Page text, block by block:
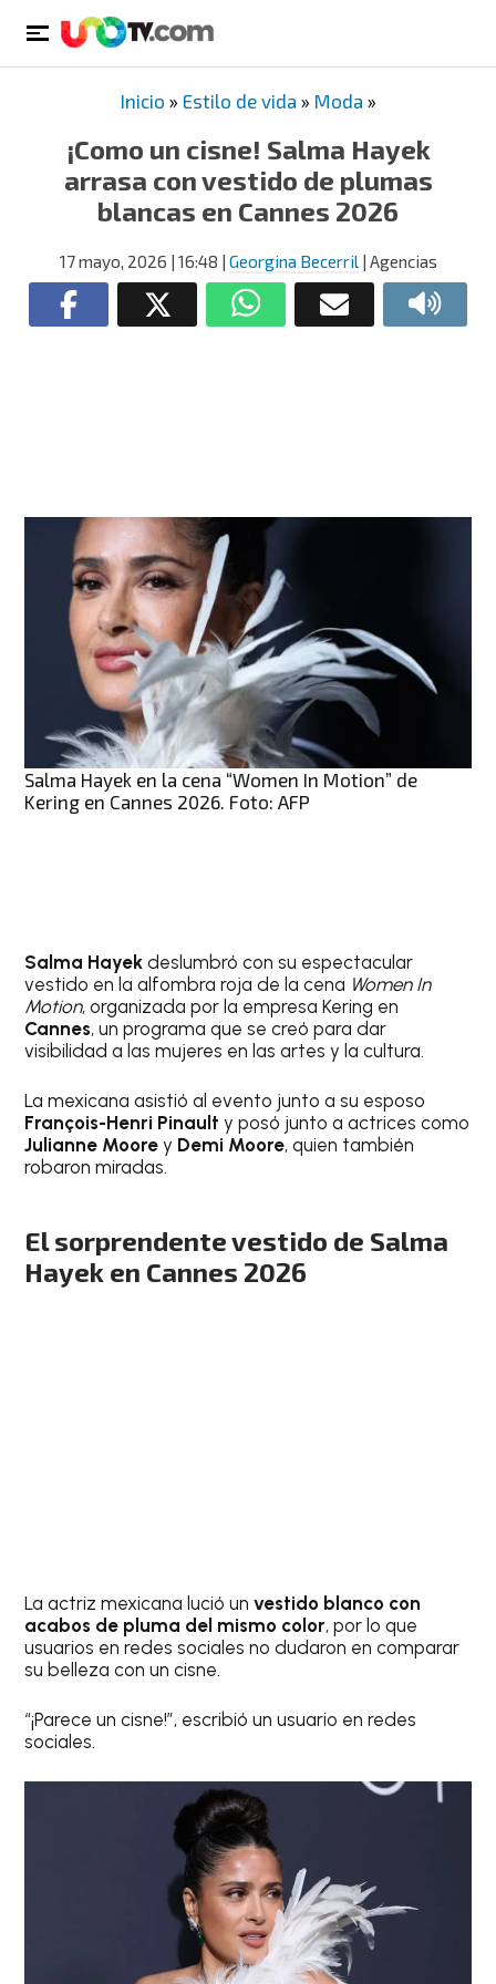
Inicio » Estilo de vida » Moda »
¡Como un cisne! Salma Hayek
arrasa con vestido de plumas
blancas en Cannes 2026
17 mayo, 2026 | 16:48 | Georgina Becerril| Agencias
Salma Hayek en la cena “Women In Motion” de
Kering en Cannes 2026. Foto: AFP
Salma Hayek deslumbró con su espectacular
vestido en la alfombra roja de la cena Women In
Motion, organizada por la empresa Kering en
Cannes, un programa que se creó para dar
visibilidad a las mujeres en las artes y la cultura.
La mexicana asistió al evento junto a su esposo
François-Henri Pinault y posó junto a actrices como
Julianne Moore y Demi Moore, quien también
robaron miradas.
El sorprendente vestido de Salma
Hayek en Cannes 2026
La actriz mexicana lució unvestido blanco con
acabos de pluma del mismo color, por lo que
usuarios en redes sociales no dudaron en comparar
su belleza con un cisne.
“¡Parece un cisne!”, escribió un usuario en redes
sociales.